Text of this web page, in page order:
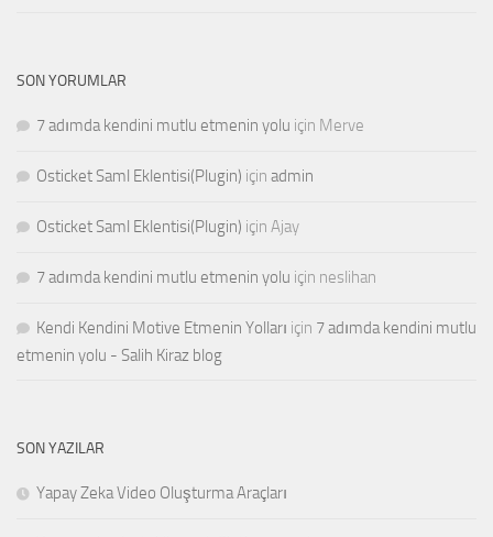
SON YORUMLAR
7 adımda kendini mutlu etmenin yolu için Merve
Osticket Saml Eklentisi(Plugin) için admin
Osticket Saml Eklentisi(Plugin) için Ajay
7 adımda kendini mutlu etmenin yolu için neslihan
Kendi Kendini Motive Etmenin Yolları için 7 adımda kendini mutlu
etmenin yolu - Salih Kiraz blog
SON YAZILAR
Yapay Zeka Video Oluşturma Araçları